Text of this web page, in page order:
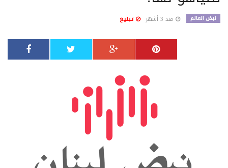
نبض العالم منذ 3 أشهر تبليغ